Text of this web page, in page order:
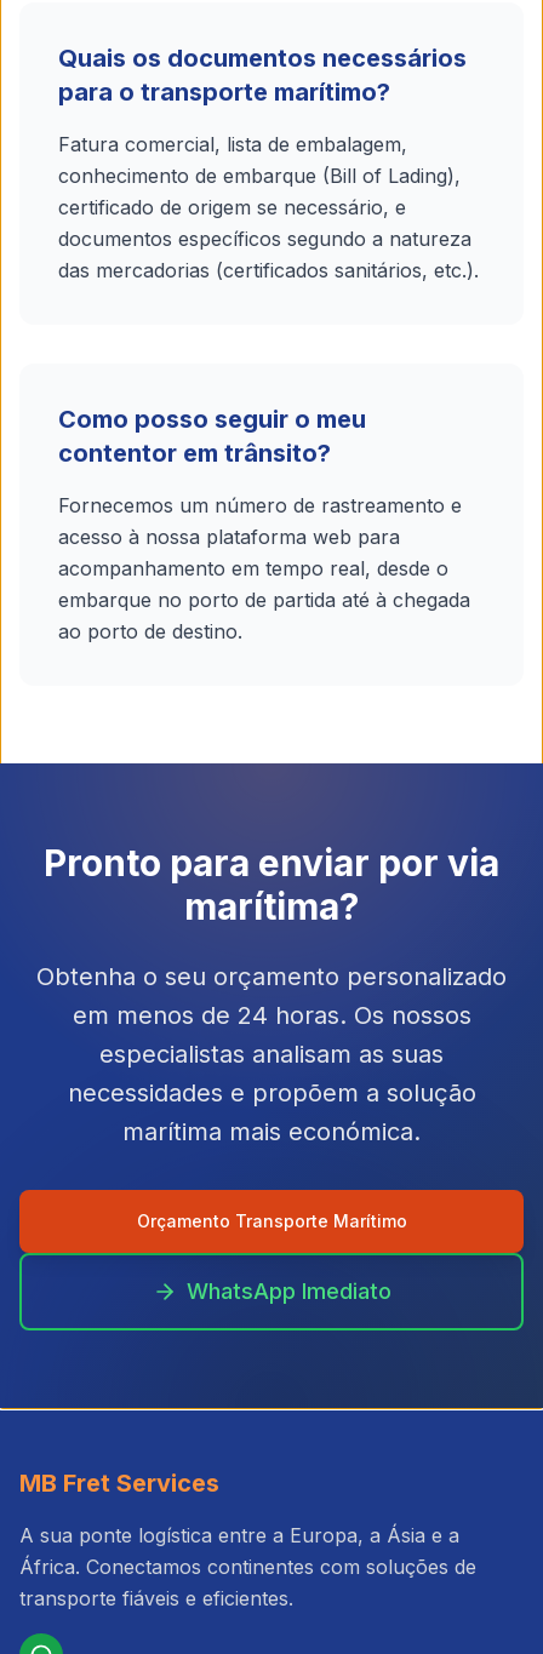
Quais os documentos necessários
para o transporte marítimo?
Fatura comercial, lista de embalagem,
conhecimento de embarque (Bill of Lading),
certificado de origem se necessário, e
documentos específicos segundo a natureza
das mercadorias (certificados sanitários, etc.).
Como posso seguir o meu
contentor em trânsito?
Fornecemos um número de rastreamento e
acesso à nossa plataforma web para
acompanhamento em tempo real, desde o
embarque no porto de partida até à chegada
ao porto de destino.
Pronto para enviar por via
marítima?
Obtenha o seu orçamento personalizado
em menos de 24 horas. Os nossos
especialistas analisam as suas
necessidades e propõem a solução
marítima mais económica.
Orçamento Transporte Marítimo
WhatsApp Imediato
MB Fret Services
A sua ponte logística entre a Europa, a Ásia e a
África. Conectamos continentes com soluções de
transporte fiáveis e eficientes.